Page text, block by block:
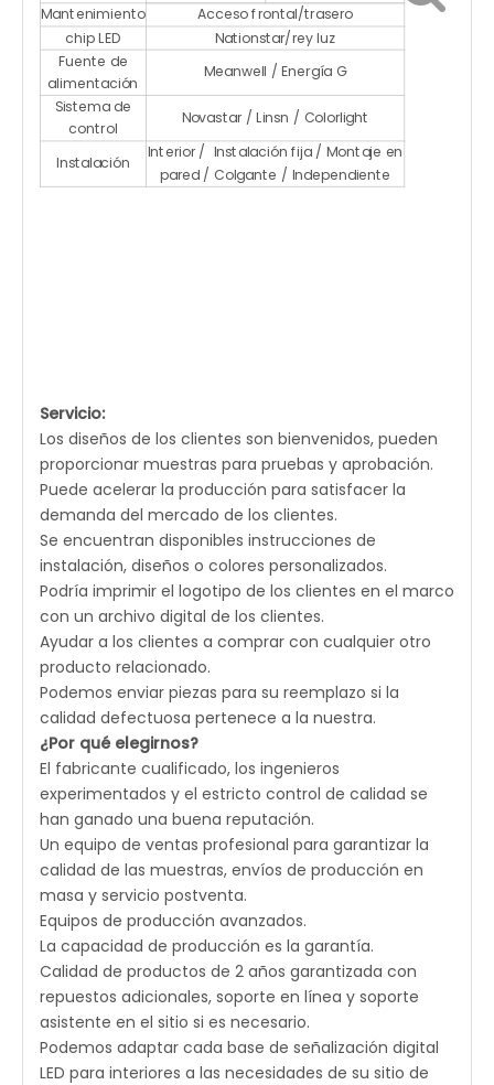
Mantenimiento
Acceso frontal/trasero
chip LED Nationstar/rey luz
Fuente de
alimentación
Meanwell / Energía G
Sistema de
control
Novastar / Linsn / Colorlight
Instalación
Interior / Instalación fija / Montaje en
pared / Colgante / Independiente
Servicio:
Los diseños de los clientes son bienvenidos, pueden
proporcionar muestras para pruebas y aprobación.
Puede acelerar la producción para satisfacer la
demanda del mercado de los clientes.
Se encuentran disponibles instrucciones de
instalación, diseños o colores personalizados.
Podría imprimir el logotipo de los clientes en el marco
con un archivo digital de los clientes.
Ayudar a los clientes a comprar con cualquier otro
producto relacionado.
Podemos enviar piezas para su reemplazo si la
calidad defectuosa pertenece a la nuestra.
¿Por qué elegirnos?
El fabricante cualificado, los ingenieros
experimentados y el estricto control de calidad se
han ganado una buena reputación.
Un equipo de ventas profesional para garantizar la
calidad de las muestras, envíos de producción en
masa y servicio postventa.
Equipos de producción avanzados.
La capacidad de producción es la garantía.
Calidad de productos de 2 años garantizada con
repuestos adicionales, soporte en línea y soporte
asistente en el sitio si es necesario.
Podemos adaptar cada base de señalización digital
LED para interiores a las necesidades de su sitio de